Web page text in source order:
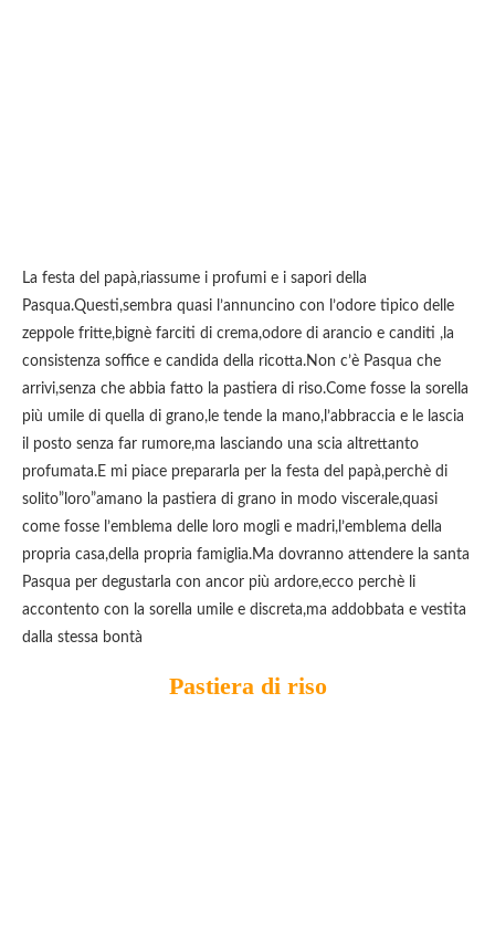
La festa del papà,riassume i profumi e i sapori della
Pasqua.Questi,sembra quasi l’annuncino con l’odore tipico delle
zeppole fritte,bignè farciti di crema,odore di arancio e canditi ,la
consistenza soffice e candida della ricotta.Non c’è Pasqua che
arrivi,senza che abbia fatto la pastiera di riso.Come fosse la sorella
più umile di quella di grano,le tende la mano,l’abbraccia e le lascia
il posto senza far rumore,ma lasciando una scia altrettanto
profumata.E mi piace prepararla per la festa del papà,perchè di
solito”loro”amano la pastiera di grano in modo viscerale,quasi
come fosse l’emblema delle loro mogli e madri,l’emblema della
propria casa,della propria famiglia.Ma dovranno attendere la santa
Pasqua per degustarla con ancor più ardore,ecco perchè li
accontento con la sorella umile e discreta,ma addobbata e vestita
dalla stessa bontà
Pastiera di riso